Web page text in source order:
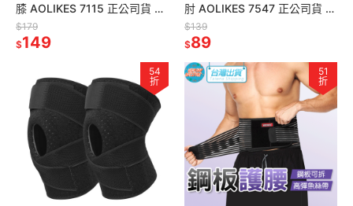
膝 AOLIKES 7115 正公司貨 海
綿護膝 足球護膝 護脛 護膝蓋
護具
$179
$149
肘 AOLIKES 7547 正公司貨 健
身護肘 運動護具 護手肘 護具
$139
$89
54
折
51
折